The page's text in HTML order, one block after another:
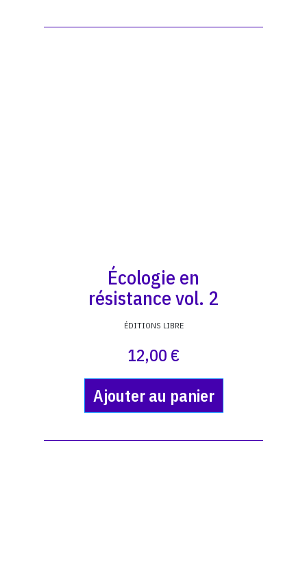
Écologie en
résistance vol. 2
ÉDITIONS LIBRE
12,00 €
Ajouter au panier